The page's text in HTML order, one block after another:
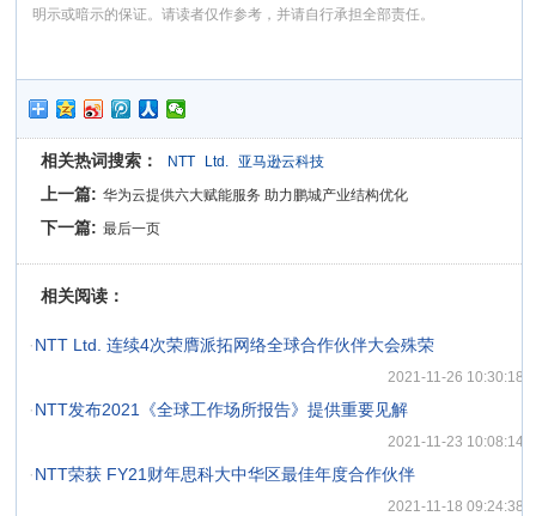
明示或暗示的保证。请读者仅作参考，并请自行承担全部责任。
相关热词搜索： NTT Ltd. 亚马逊云科技
上一篇: 华为云提供六大赋能服务 助力鹏城产业结构优化
下一篇: 最后一页
相关阅读：
·NTT Ltd. 连续4次荣膺派拓网络全球合作伙伴大会殊荣
2021-11-26 10:30:18
·NTT发布2021《全球工作场所报告》提供重要见解
2021-11-23 10:08:14
·NTT荣获 FY21财年思科大中华区最佳年度合作伙伴
2021-11-18 09:24:38